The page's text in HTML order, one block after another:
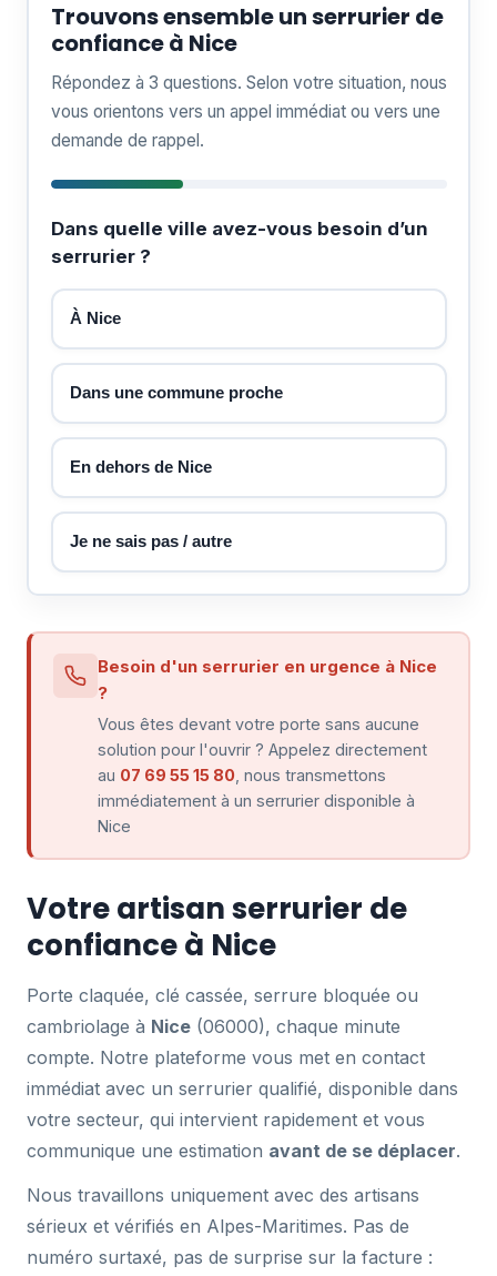
Trouvons ensemble un serrurier de
confiance à Nice
Répondez à 3 questions. Selon votre situation, nous
vous orientons vers un appel immédiat ou vers une
demande de rappel.
Dans quelle ville avez-vous besoin d’un
serrurier ?
À Nice
Dans une commune proche
En dehors de Nice
Je ne sais pas / autre
Besoin d'un serrurier en urgence à Nice
?
Vous êtes devant votre porte sans aucune
solution pour l'ouvrir ? Appelez directement
au 07 69 55 15 80 , nous transmettons
immédiatement à un serrurier disponible à
Nice
Votre artisan serrurier de
confiance à Nice
Porte claquée, clé cassée, serrure bloquée ou
cambriolage à Nice (06000), chaque minute
compte. Notre plateforme vous met en contact
immédiat avec un serrurier qualifié, disponible dans
votre secteur, qui intervient rapidement et vous
communique une estimation avant de se déplacer.
Nous travaillons uniquement avec des artisans
sérieux et vérifiés en Alpes-Maritimes. Pas de
numéro surtaxé, pas de surprise sur la facture :